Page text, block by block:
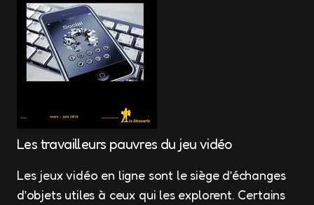
Les travailleurs pauvres du jeu vidéo
Les jeux vidéo en ligne sont le siège d’échanges
d’objets utiles à ceux qui les explorent. Certains